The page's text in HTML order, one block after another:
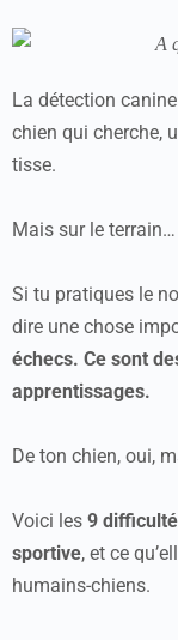
La détection
chien qui cherche,
tisse.
Mais sur le
Si tu pratiques le
dire une chose
échecs. Ce sont
apprentissages.
De ton chien, oui,
Voici les 9
sportive, et ce
humains-chiens.